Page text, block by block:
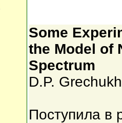
Some
the Model of
Spectrum
D.P.
Поступила в